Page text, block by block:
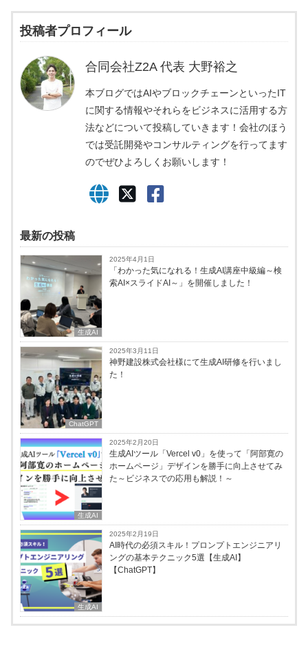
投稿者プロフィール
合同会社Z2A 代表 大野裕之
本ブログではAIやブロックチェーンといったIT
に関する情報やそれらをビジネスに活用する方
法などについて投稿していきます！会社のほう
では受託開発やコンサルティングを行ってます
のでぜひよろしくお願いします！
最新の投稿
生成AI
2025年4月1日
「わかった気になれる！生成AI講座中級編～検
索AI×スライドAI～」を開催しました！
ChatGPT
2025年3月11日
神野建設株式会社様にて生成AI研修を行いまし
た！
生成AI
2025年2月20日
生成AIツール「Vercel v0」を使って「阿部寛の
ホームページ」デザインを勝手に向上させてみ
た～ビジネスでの応用も解説！～
生成AI
2025年2月19日
AI時代の必須スキル！プロンプトエンジニアリ
ングの基本テクニック5選【生成AI】
【ChatGPT】